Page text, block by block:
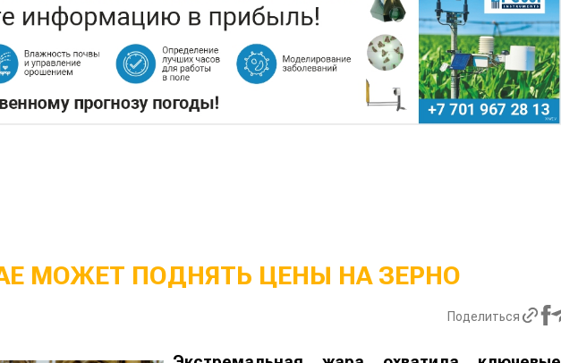
МОЖЕТ ПОДНЯТЬ ЦЕНЫ НА ЗЕРНО
Поделиться